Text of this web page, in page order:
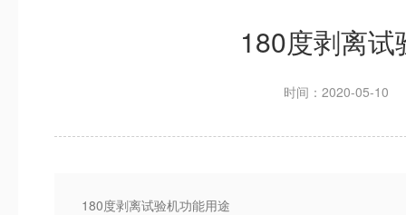
180度剥离
时间：2020-05-10
180度剥离试验机功能用途